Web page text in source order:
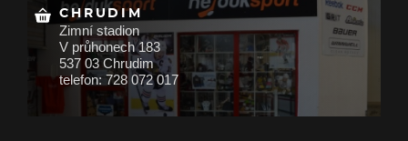
CHRUDIM
Zimní stadion
V průhonech 183
537 03 Chrudim
telefon: 728 072 017